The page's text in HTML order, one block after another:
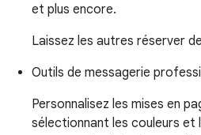
et plus encore.
Laissez les autres réserver
Outils de messagerie
Personnalisez les mises en
sélectionnant les couleurs et